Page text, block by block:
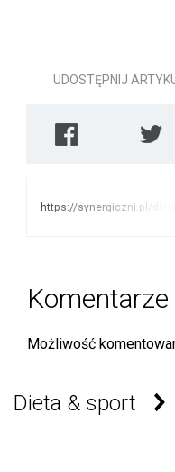
UDOSTĘPNIJ
https://synergiczni.pl/dieta-
Komentarze
Możliwość
Dieta & sport